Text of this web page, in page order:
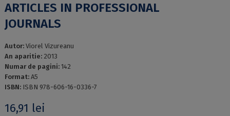
ARTICLES IN PROFESSIONAL
JOURNALS
Autor: Viorel Vizureanu
An aparitie: 2013
Numar de pagini: 142
Format: A5
ISBN: ISBN 978-606-16-0336-7
16,91 lei